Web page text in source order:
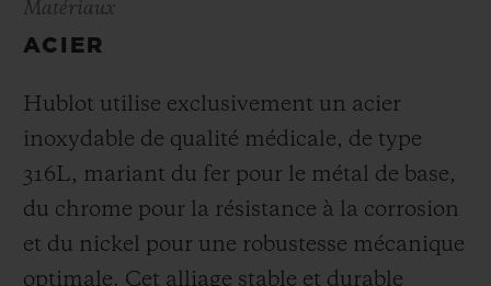
Matériaux
ACIER
Hublot utilise exclusivement un acier
inoxydable de qualité médicale, de type
316L, mariant du fer pour le métal de base,
du chrome pour la résistance à la corrosion
et du nickel pour une robustesse mécanique
optimale. Cet alliage stable et durable